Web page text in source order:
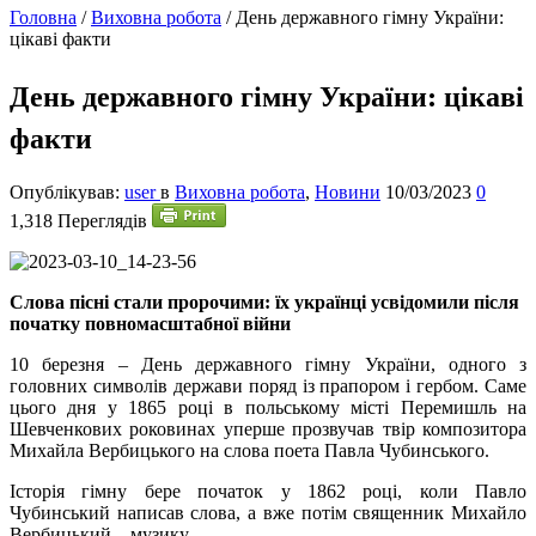
Головна /Виховна робота / День державного гімну України:
цікаві факти
День державного гімну України: цікаві
факти
Опублікував: userв Виховна робота, Новини 10/03/2023 0
1,318 Переглядів
Слова пісні стали пророчими: їх українці усвідомили після
початку повномасштабної війни
10 березня – День державного гімну України, одного з
головних символів держави поряд із прапором і гербом. Саме
цього дня у 1865 році в польському місті Перемишль на
Шевченкових роковинах уперше прозвучав твір композитора
Михайла Вербицького на слова поета Павла Чубинського.
Історія гімну бере початок у 1862 році, коли Павло
Чубинський написав слова, а вже потім священник Михайло